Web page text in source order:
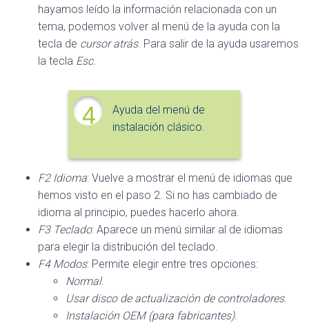
hayamos leído la información relacionada con un
tema, podemos volver al menú de la ayuda con la
tecla de cursor atrás. Para salir de la ayuda usaremos
la tecla Esc.
4
Ayuda del menú de
instalación clásico.
F2 Idioma: Vuelve a mostrar el menú de idiomas que
hemos visto en el paso 2. Si no has cambiado de
idioma al principio, puedes hacerlo ahora.
F3 Teclado: Aparece un menú similar al de idiomas
para elegir la distribución del teclado.
F4 Modos: Permite elegir entre tres opciones:
Normal.
Usar disco de actualización de controladores.
Instalación OEM (para fabricantes).